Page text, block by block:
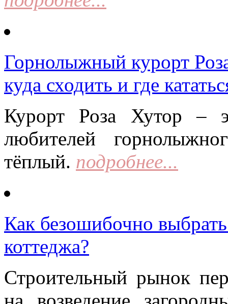
Горнолыжный курорт
куда сходить и где
Курорт Роза Хутор –
любителей
тёплый. подробнее...
Как безошибочно
коттеджа?
Строительный рынок